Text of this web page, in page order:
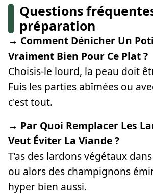
Questions
préparation
→ Comment Dénicher Un
Vraiment Bien Pour Ce Plat ?
Choisis-le lourd, la peau doit
Fuis les parties abîmées ou
c'est tout.
→ Par Quoi Remplacer Les
Veut Éviter La Viande ?
T’as des lardons végétaux
ou alors des champignons
hyper bien aussi.